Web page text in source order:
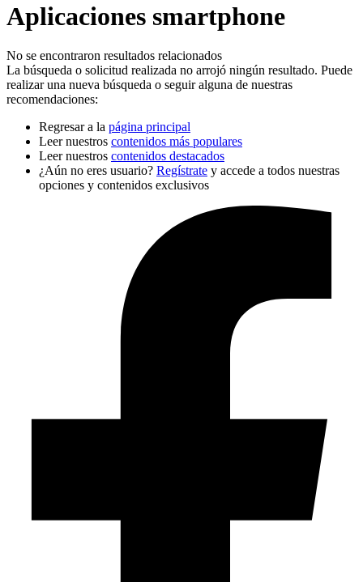
Aplicaciones smartphone
No se encontraron resultados relacionados
La búsqueda o solicitud realizada no arrojó ningún resultado. Puede
realizar una nueva búsqueda o seguir alguna de nuestras
recomendaciones:
Regresar a la página principal
Leer nuestros contenidos más populares
Leer nuestros contenidos destacados
¿Aún no eres usuario? Regístrate y accede a todos nuestras
opciones y contenidos exclusivos